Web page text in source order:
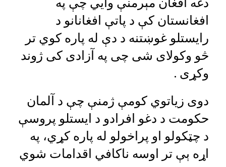
افغانستان کې د پاتې افغانانو د
رايستلو غوښتنه د دې له پاره کوي تر
څو وکولای شی چی په آزادی کی ژوند
وکړی .
دوی زیاتوي کومې ژمنې چې د آلمان
حکومت د دغو افرادو د ايستلو پروسې
د چټکولو او پراخولو له پاره کړي، په
اړه ېې تر اوسه ناکافي اقدامات شوي